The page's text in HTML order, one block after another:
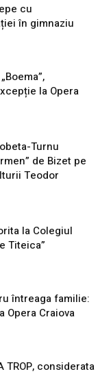
cu
în gimnaziu
la Opera
Turnu
de Bizet pe
Teodor
la Colegiul
Titeica”
întreaga familie:
Opera Craiova
TROP, considerata